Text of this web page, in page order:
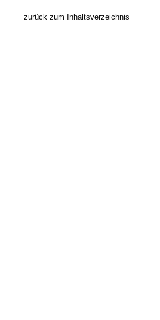
zurück zum Inhaltsverzeichnis